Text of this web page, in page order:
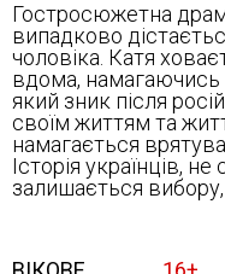
Гостросюжетна
випадково
чоловіка. Катя
вдома, намагаючись
який зник після
своїм життям та
намагається
Історія українців,
залишається